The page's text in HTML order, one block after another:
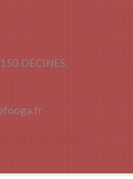
DECINES,